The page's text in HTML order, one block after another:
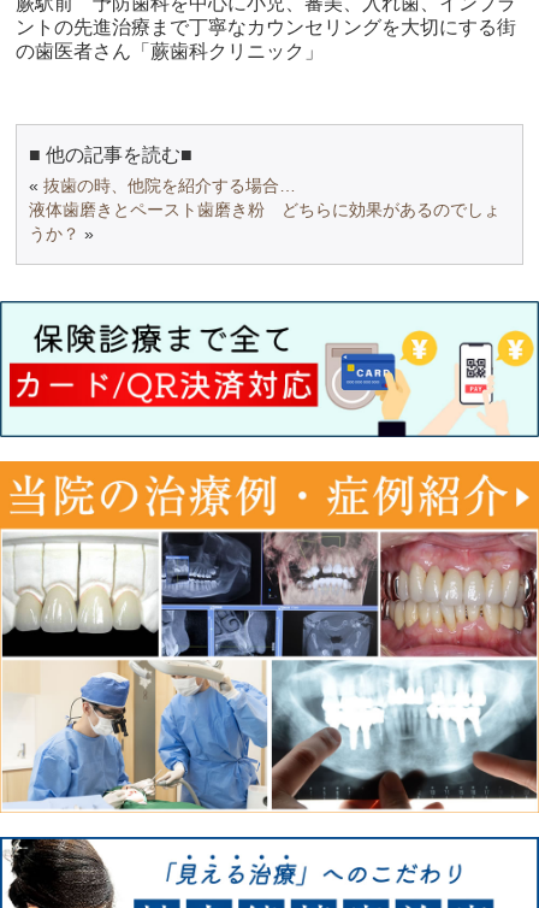
ントの先進治療まで丁寧なカウンセリングを大切にする街
の歯医者さん「蕨歯科クリニック」
■ 他の記事を読む■
«抜歯の時、他院を紹介する場合…
液体歯磨きとペースト歯磨き粉 どちらに効果があるのでしょ
うか？ »